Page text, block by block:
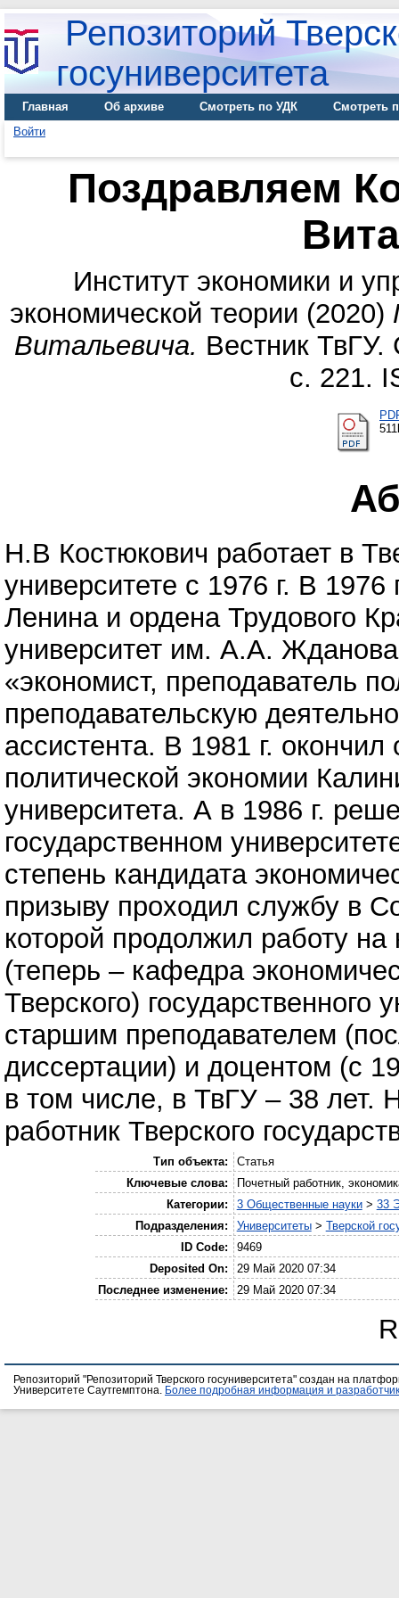
Репозиторий
госуниверситета
Главная Об архиве Смотреть по УДК
Смотреть
Войти
Поздравляем
Институт экономики и
экономической теории (2020)
Витальевича. Вестник
с. 221.
Н.В Костюкович работает в
университете с 1976 г. В
Ленина и ордена Трудового
университет им. А.А.
«экономист, преподаватель
преподавательскую
ассистента. В 1981 г.
политической экономии
университета. А в 1986 г.
государственном
степень кандидата
призыву проходил службу в
которой продолжил работу
(теперь – кафедра
Тверского) государственного
старшим преподавателем
диссертации) и доцентом (с
в том числе, в ТвГУ – 38 лет.
работник Тверского
Тип объекта:
Статья
Ключевые слова:
Почетный работник,
Категории:
3 Общественные науки> 33
Подразделения:
Университеты> Тверской
ID Code:
9469
Deposited On:
29 Май 2020 07:34
Последнее изменение:
29 Май 2020 07:34
Репозиторий "Репозиторий Тверского госуниверситета" создан на
Университете Саутгемптона.
Более подробная информация и